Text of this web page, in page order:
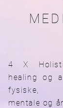
4 X
healing og
fysiske,
mentale og